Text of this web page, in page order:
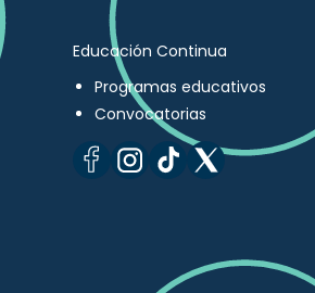
Educación Continua
Programas educativos
Convocatorias